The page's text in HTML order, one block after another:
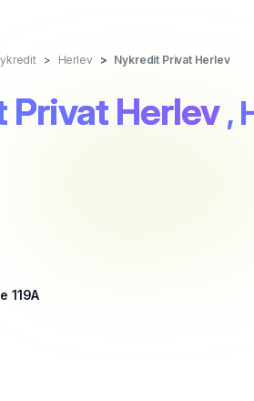
Herlev Nykredit Privat Herlev
Privat Herlev ,
119A